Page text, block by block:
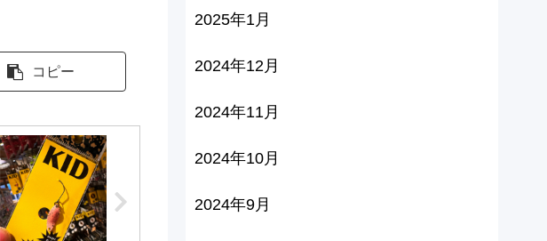
コピー
2025年1月
2024年12月
2024年11月
2024年10月
2024年9月